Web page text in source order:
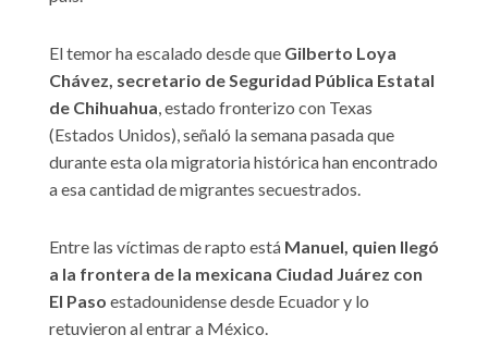
El temor ha escalado desde que Gilberto Loya
Chávez, secretario de Seguridad Pública Estatal
de Chihuahua, estado fronterizo con Texas
(Estados Unidos), señaló la semana pasada que
durante esta ola migratoria histórica han encontrado
a esa cantidad de migrantes secuestrados.
Entre las víctimas de rapto está Manuel, quien llegó
a la frontera de la mexicana Ciudad Juárez con
El Paso estadounidense desde Ecuador y lo
retuvieron al entrar a México.